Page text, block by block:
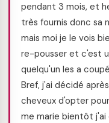
pendant 3 mois, et
très fournis donc sa
mais moi je le vois
re-pousser et c'est
quelqu'un les a
Bref, j'ai décidé
cheveux d'opter
me marie bientôt j'ai